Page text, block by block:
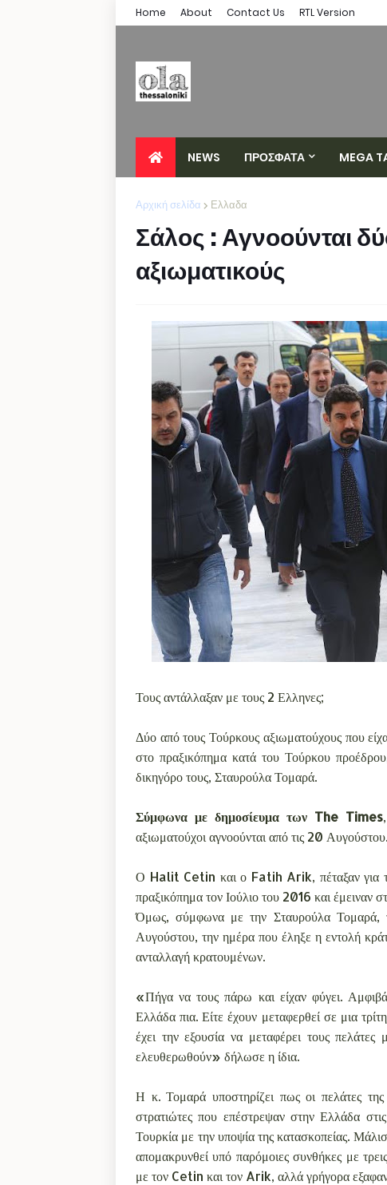
Home About Contact Us RTL Version
NEWS ΠΡΟΣΦΑΤΑ MEGA
Αρχική σελίδα Ελλαδα
Σάλος : Αγνοούνται
αξιωματικούς
Τους αντάλλαξαν με τους 2 Ελληνες;
Δύο από τους Τούρκους αξιωματούχους που
στο πραξικόπημα κατά του Τούρκου
δικηγόρο τους, Σταυρούλα Τομαρά.
Σύμφωνα με δημοσίευμα των The Times
αξιωματούχοι αγνοούνται από τις 20 Αυγούστου.
Ο Halit Cetin και ο Fatih Arik, πέταξαν για
πραξικόπημα τον Ιούλιο του 2016 και έμειναν
Όμως, σύμφωνα με την Σταυρούλα Τομαρά,
Αυγούστου, την ημέρα που έληξε η εντολή
ανταλλαγή κρατουμένων.
«Πήγα να τους πάρω και είχαν φύγει.
Ελλάδα πια. Είτε έχουν μεταφερθεί σε μια
έχει την εξουσία να μεταφέρει τους
ελευθερωθούν» δήλωσε η ίδια.
Η κ. Τομαρά υποστηρίζει πως οι πελάτες
στρατιώτες που επέστρεψαν στην Ελλάδα
Τουρκία με την υποψία της κατασκοπείας.
απομακρυνθεί υπό παρόμοιες συνθήκες με
με τον Cetin και τον Arik, αλλά γρήγορα